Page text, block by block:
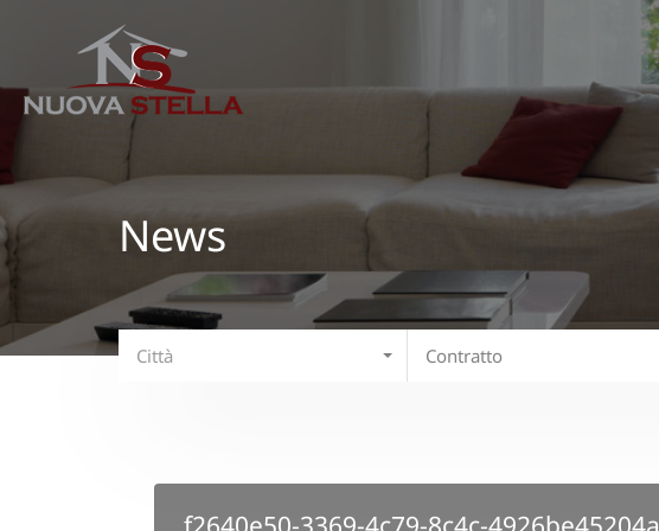
News
Città Contratto